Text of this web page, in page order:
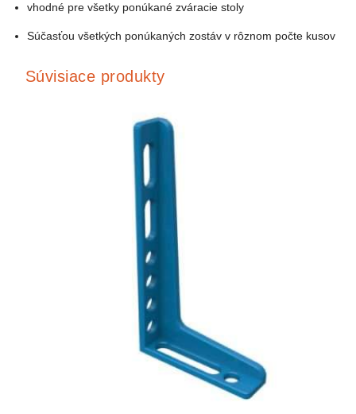
vhodné pre všetky ponúkané zváracie stoly
Súčasťou všetkých ponúkaných zostáv v rôznom počte kusov
Súvisiace produkty